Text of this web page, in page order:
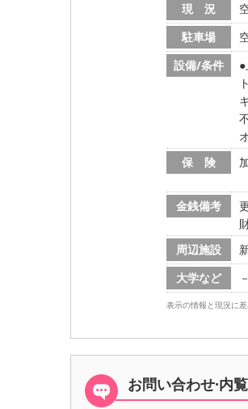
現 況
駐車場
設備/条件
保 険
金銭備考
周辺施設
大学など
－
表示の情報と現況に
お問い合わせ·内